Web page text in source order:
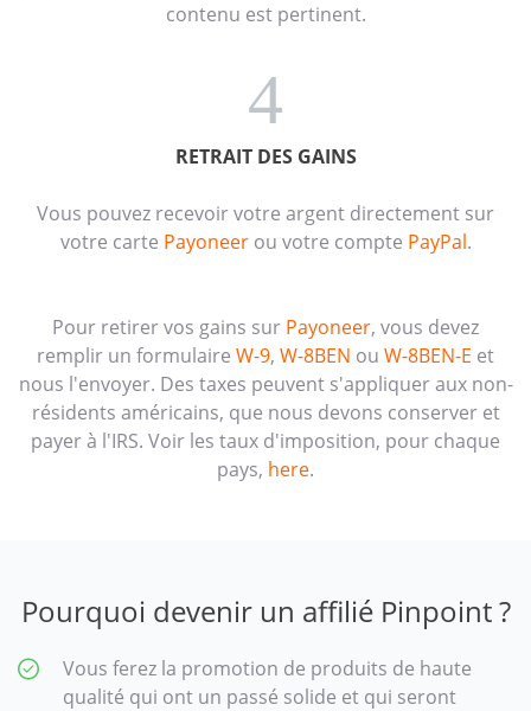
contenu est pertinent.
4
RETRAIT DES GAINS
Vous pouvez recevoir votre argent directement sur
votre carte Payoneerou votre compte PayPal.
Pour retirer vos gains sur Payoneer, vous devez
remplir un formulaire W-9, W-8BEN ou W-8BEN-E et
nous l'envoyer. Des taxes peuvent s'appliquer aux non-
résidents américains, que nous devons conserver et
payer à l'IRS. Voir les taux d'imposition, pour chaque
pays, here.
Pourquoi devenir un affilié Pinpoint ?
Vous ferez la promotion de produits de haute
qualité qui ont un passé solide et qui seront